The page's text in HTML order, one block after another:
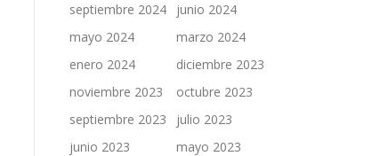
septiembre 2024
junio 2024
mayo 2024
marzo 2024
enero 2024
diciembre 2023
noviembre 2023
octubre 2023
septiembre 2023
julio 2023
junio 2023
mayo 2023